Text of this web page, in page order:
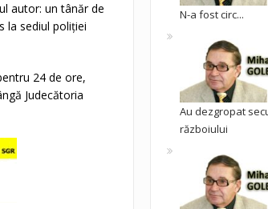
autor: un tânăr de
la sediul poliției
24 de ore,
Judecătoria
N-a fost circ...
Au dezgropat
războiului